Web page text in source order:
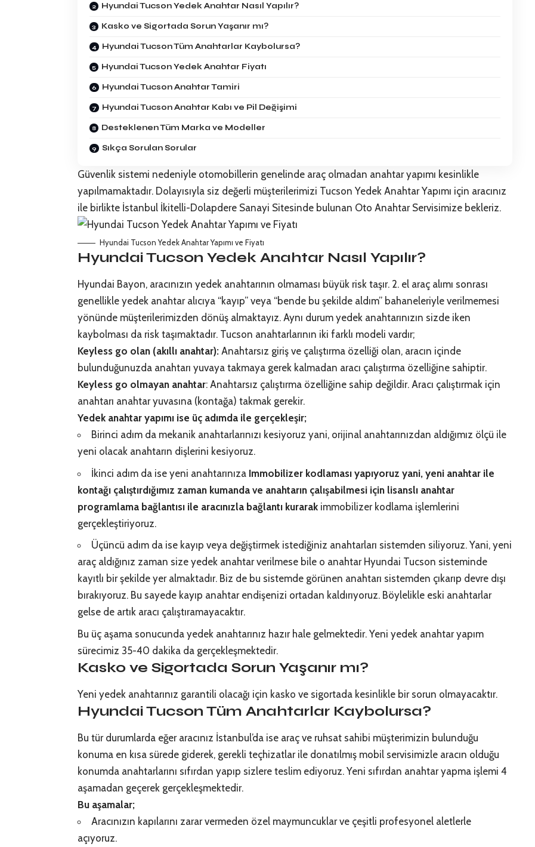
Hyundai Tucson Yedek Anahtar Nasıl Yapılır?
Kasko ve Sigortada Sorun Yaşanır mı?
Hyundai Tucson Tüm Anahtarlar Kaybolursa?
Hyundai Tucson Yedek Anahtar Fiyatı
Hyundai Tucson Anahtar Tamiri
Hyundai Tucson Anahtar Kabı ve Pil Değişimi
Desteklenen Tüm Marka ve Modeller
Sıkça Sorulan Sorular
Güvenlik sistemi nedeniyle otomobillerin genelinde araç olmadan anahtar yapımı kesinlikle
yapılmamaktadır. Dolayısıyla siz değerli müşterilerimizi Tucson Yedek Anahtar Yapımı için aracınız
ile birlikte İstanbul İkitelli-Dolapdere Sanayi Sitesinde bulunan Oto Anahtar Servisimize bekleriz.
Hyundai Tucson Yedek Anahtar Yapımı ve Fiyatı
Hyundai Tucson Yedek Anahtar Nasıl Yapılır?
Hyundai Bayon, aracınızın yedek anahtarının olmaması büyük risk taşır. 2. el araç alımı sonrası
genellikle yedek anahtaralıcıya “kayıp” veya “bende bu şekilde aldım” bahaneleriyle verilmemesi
yönünde müşterilerimizden dönüş almaktayız. Aynı durum yedek anahtarınızın sizde iken
kaybolması da risk taşımaktadır. Tucson anahtarlarının iki farklı modeli vardır;
Keyless go olan (akıllı anahtar): Anahtarsız giriş ve çalıştırma özelliği olan, aracın içinde
bulunduğunuzda anahtarı yuvaya takmaya gerek kalmadan aracı çalıştırma özelliğine sahiptir.
Keyless go olmayan anahtar: Anahtarsız çalıştırma özelliğine sahip değildir. Aracı çalıştırmak için
anahtarı anahtar yuvasına (kontağa) takmak gerekir.
Yedek anahtar yapımı ise üç adımda ile gerçekleşir;
Birinci adım da mekanik anahtarlarınızı kesiyoruz yani, orijinal anahtarınızdan aldığımız ölçü ile
yeni olacak anahtarın dişlerini kesiyoruz.
İkinci adım da ise yeni anahtarınıza Immobilizer kodlaması yapıyoruz yani, yeni anahtar ile
kontağı çalıştırdığımız zaman kumanda ve anahtarın çalışabilmesi için lisanslı anahtar
programlama bağlantısı ile aracınızla bağlantı kurarak immobilizer kodlama işlemlerini
gerçekleştiriyoruz.
Üçüncü adım da ise kayıp veya değiştirmek istediğiniz anahtarları sistemden siliyoruz. Yani, yeni
araç aldığınız zaman size yedek anahtar verilmese bile o anahtar Hyundai Tucson sisteminde
kayıtlı bir şekilde yer almaktadır. Biz de bu sistemde görünen anahtarı sistemden çıkarıp devre dışı
bırakıyoruz. Bu sayede kayıp anahtar endişenizi ortadan kaldırıyoruz. Böylelikle eski anahtarlar
gelse de artık aracı çalıştıramayacaktır.
Bu üç aşama sonucunda yedek anahtarınız hazır hale gelmektedir. Yeni yedek anahtar yapım
sürecimiz 35-40 dakika da gerçekleşmektedir.
Kasko ve Sigortada Sorun Yaşanır mı?
Yeni yedek anahtarınız garantili olacağı için kasko ve sigortada kesinlikle bir sorun olmayacaktır.
Hyundai Tucson Tüm Anahtarlar Kaybolursa?
Bu tür durumlarda eğer aracınız İstanbul’da ise araç ve ruhsat sahibi müşterimizin bulunduğu
konuma en kısa sürede giderek, gerekli teçhizatlar ile donatılmış mobil servisimizle aracın olduğu
konumda anahtarlarını sıfırdan yapıp sizlere teslim ediyoruz. Yeni sıfırdan anahtar yapma işlemi 4
aşamadan geçerek gerçekleşmektedir.
Bu aşamalar;
Aracınızın kapılarını zarar vermeden özel maymuncuklar ve çeşitli profesyonel aletlerle
açıyoruz.